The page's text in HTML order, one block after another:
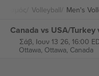
Volleyball Men's
Σάβ, Ιουν 13 26, 16:00
Ottawa, Ottawa, Canada